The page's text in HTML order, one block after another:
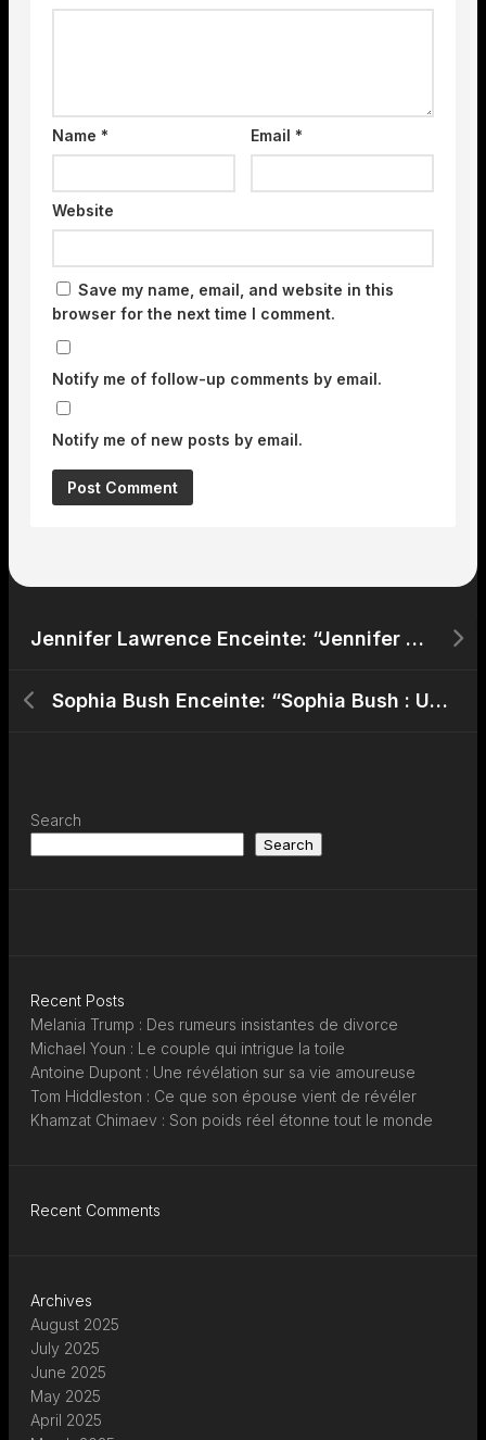
Name * Email*
Website
Save my name, email, and website in this
browser for the next time I comment.
Notify me of follow-up comments by email.
Notify me of new posts by email.
Jennifer Lawrence Enceinte: “Jennifer Lawrence : Première Sortie en Famille avec son Bébé”a
Sophia Bush Enceinte: “Sophia Bush : Une Heureuse Annonce Attendrit ses Fans”
Search
Search
Recent Posts
Melania Trump : Des rumeurs insistantes de divorce
Michael Youn : Le couple qui intrigue la toile
Antoine Dupont : Une révélation sur sa vie amoureuse
Tom Hiddleston : Ce que son épouse vient de révéler
Khamzat Chimaev : Son poids réel étonne tout le monde
Recent Comments
Archives
August 2025
July 2025
June 2025
May 2025
April 2025